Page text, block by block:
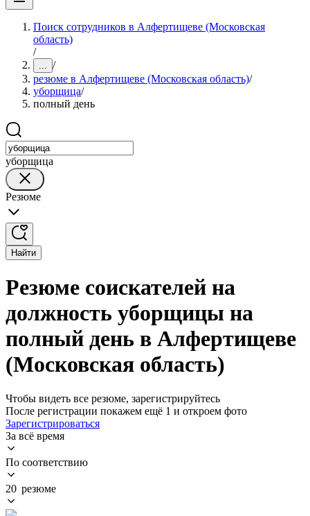
Поиск сотрудников в Алфертищеве (Московская
область)
/
... /
резюме в Алфертищеве (Московская область)/
уборщица/
полный день
уборщица
Резюме
Найти
Резюме соискателей на
должность уборщицы на
полный день в Алфертищеве
(Московская область)
Чтобы видеть все резюме, зарегистрируйтесь
После регистрации покажем ещё 1 и откроем фото
Зарегистрироваться
За всё время
По соответствию
20 резюме